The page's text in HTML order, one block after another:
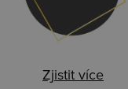
Zjistit více